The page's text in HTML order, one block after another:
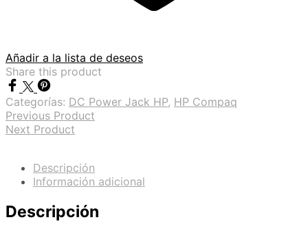
Añadir a la lista de deseos
Share this product
Categorías: DC Power Jack HP, HP Compaq
Previous Product
Next Product
Descripción
Información adicional
Descripción